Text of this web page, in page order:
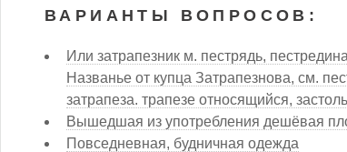
ВАРИАНТЫ ВОПРОСОВ:
Или затрапезник м. пестрядь,
Названье от купца Затрапезнова, см.
затрапеза. трапезе относящийся,
Вышедшая из употребления дешёвая
Повседневная, будничная одежда